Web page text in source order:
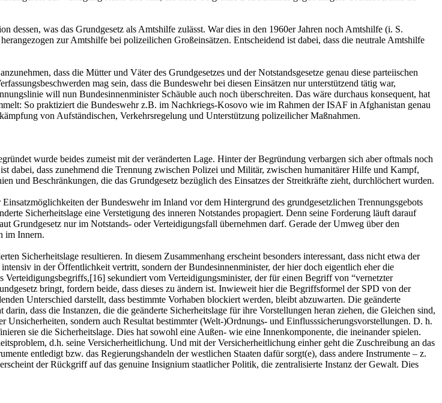
dessen, was das Grundgesetz als Amtshilfe zulässt. War dies in den 1960er Jahren noch Amtshilfe (i. S.
zur Amtshilfe bei polizeilichen Großeinsätzen. Entscheidend ist dabei, dass die neutrale Amtshilfe
dass die Mütter und Väter des Grundgesetzes und der Notstandsgesetze genau diese parteiischen
mag sein, dass die Bundeswehr bei diesen Einsätzen nur unterstützend tätig war,
will nun Bundesinnenminister Schäuble auch noch überschreiten. Das wäre durchaus konsequent, hat
So praktiziert die Bundeswehr z.B. im Nachkriegs-Kosovo wie im Rahmen der ISAF in Afghanistan genau
von Aufständischen, Verkehrsregelung und Unterstützung polizeilicher Maßnahmen.
wurde beides zumeist mit der veränderten Lage. Hinter der Begründung verbargen sich aber oftmals noch
dabei, dass zunehmend die Trennung zwischen Polizei und Militär, zwischen humanitärer Hilfe und Kampf,
und Beschränkungen, die das Grundgesetz bezüglich des Einsatzes der Streitkräfte zieht, durchlöchert wurden.
der Bundeswehr im Inland vor dem Hintergrund des grundgesetzlichen Trennungsgebots
Sicherheitslage eine Verstetigung des inneren Notstandes propagiert. Denn seine Forderung läuft darauf
Grundgesetz nur im Notstands- oder Verteidigungsfall übernehmen darf. Gerade der Umweg über den
im Innern.
Sicherheitslage resultieren. In diesem Zusammenhang erscheint besonders interessant, dass nicht etwa der
in der Öffentlichkeit vertritt, sondern der Bundesinnenminister, der hier doch eigentlich eher die
sekundiert vom Verteidigungsminister, der für einen Begriff von “vernetzter
bringt, fordern beide, dass dieses zu ändern ist. Inwieweit hier die Begriffsformel der SPD von der
Unterschied darstellt, dass bestimmte Vorhaben blockiert werden, bleibt abzuwarten. Die geänderte
dass die Instanzen, die die geänderte Sicherheitslage für ihre Vorstellungen heran ziehen, die Gleichen sind,
sondern auch Resultat bestimmter (Welt-)Ordnungs- und Einflusssicherungsvorstellungen. D. h.
sie die Sicherheitslage. Dies hat sowohl eine Außen- wie eine Innenkomponente, die ineinander spielen.
d.h. seine Versicherheitlichung. Und mit der Versicherheitlichung einher geht die Zuschreibung an das
entledigt bzw. das Regierungshandeln der westlichen Staaten dafür sorgt(e), dass andere Instrumente – z.
der Rückgriff auf das genuine Insignium staatlicher Politik, die zentralisierte Instanz der Gewalt. Dies